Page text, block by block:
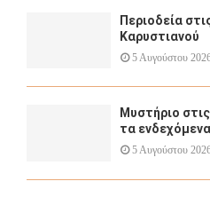
Περιοδεία
Καρυστιανού
5 Αυγούστου
Μυστήριο
τα
5 Αυγούστου